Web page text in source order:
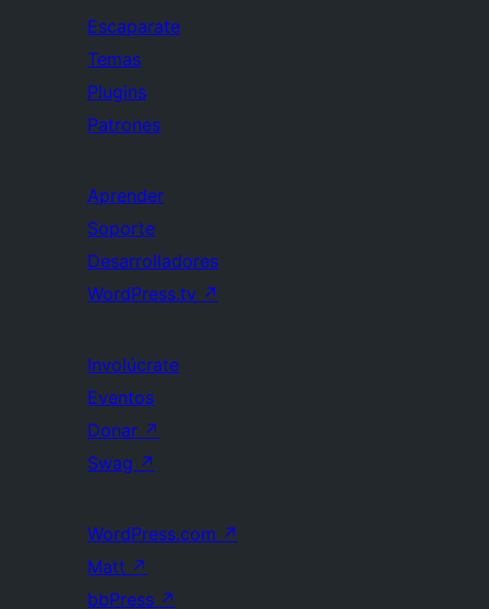
Escaparate
Temas
Plugins
Patrones
Aprender
Soporte
Desarrolladores
WordPress.tv ↗
Involúcrate
Eventos
Donar ↗
Swag ↗
WordPress.com ↗
Matt ↗
bbPress ↗